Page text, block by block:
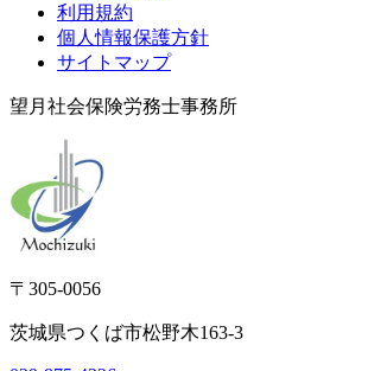
利用規約
個人情報保護方針
サイトマップ
望月社会保険労務士事務所
〒305-0056
茨城県つくば市松野木163-3